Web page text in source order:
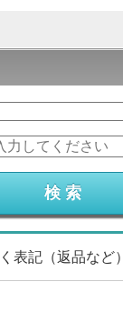
表記（返品など）